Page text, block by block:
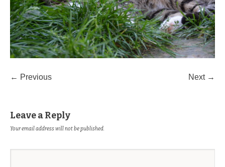
← Previous Next →
Leave a Reply
Your email address will not be published.